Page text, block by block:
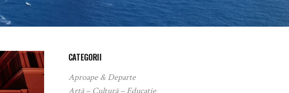
CATEGORII
Aproape & Departe